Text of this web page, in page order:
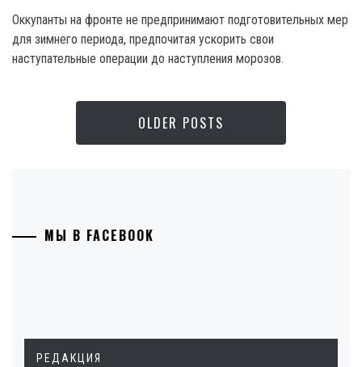
Оккупанты на фронте не предпринимают подготовительных мер
для зимнего периода, предпочитая ускорить свои
наступательные операции до наступления морозов.
OLDER POSTS
МЫ В FACEBOOK
РЕДАКЦИЯ